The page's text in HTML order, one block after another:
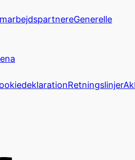
Generelle
Retningslinjer